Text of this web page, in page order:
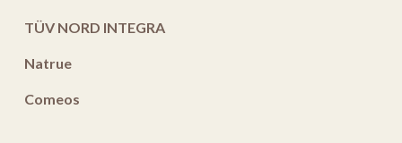
TÜV NORD INTEGRA
Natrue
Comeos